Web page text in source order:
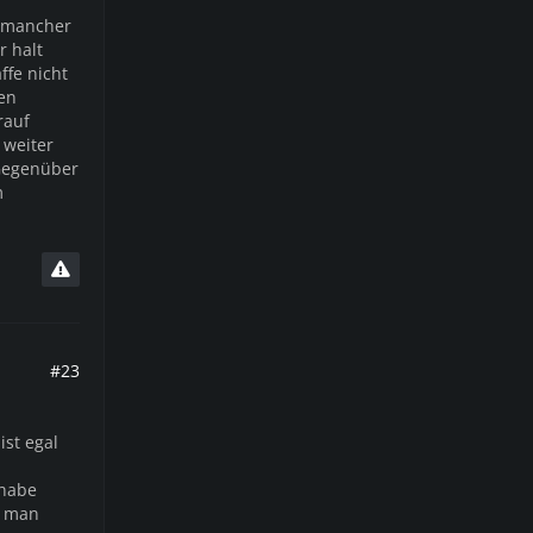
halt
nicht
weiter
#23
egal